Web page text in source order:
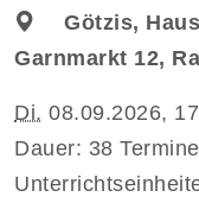
Götzis,
Garnmarkt 12,
Di. 08.09.2026,
Dauer: 38